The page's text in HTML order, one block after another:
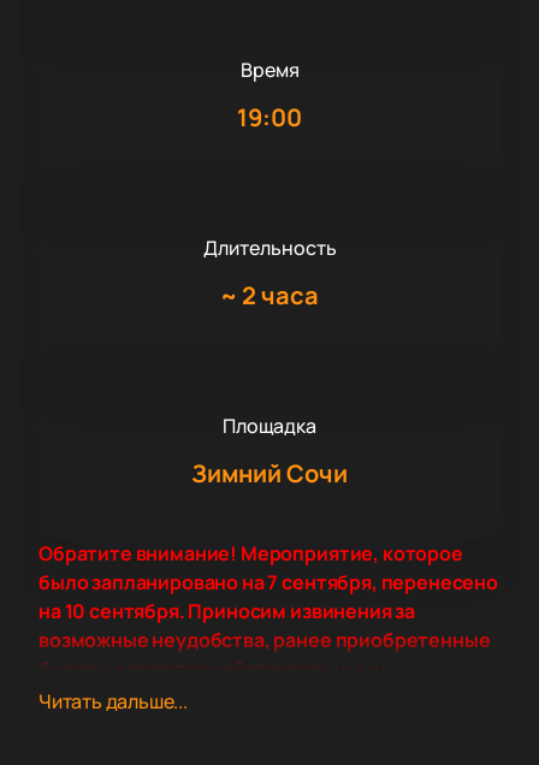
Время
19:00
Длительность
~ 2 часа
Площадка
Зимний Сочи
Обратите внимание! Мероприятие, которое
было запланировано на 7 сентября, перенесено
на 10 сентября. Приносим извинения за
возможные неудобства, ранее приобретенные
билеты остаются действительными.
Читать дальше...